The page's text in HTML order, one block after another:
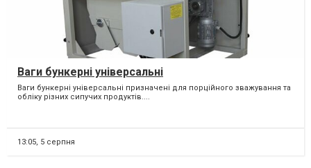
Ваги бункерні універсальні
Ваги бункерні універсальні призначені для порційного зважування та
обліку різних сипучих продуктів....
13:05, 5 серпня